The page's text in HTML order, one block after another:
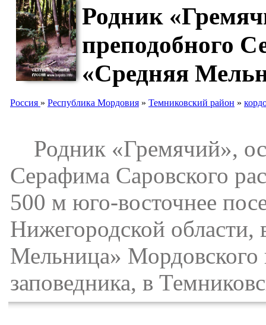
Родник
преподобного
«Средняя
Россия » Республика Мордовия » Темниковский район »
Родник «Гремячий»,
Серафима Саровского
500 м юго-восточнее
Нижегородской области,
Мельница» Мордовского
заповедника, в